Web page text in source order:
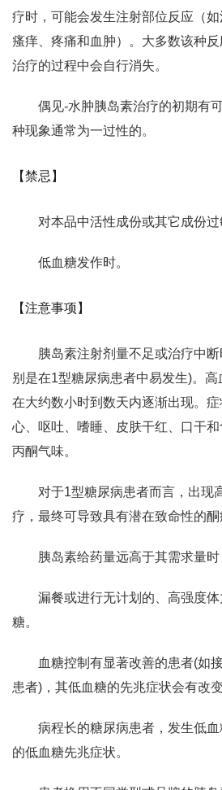
疗时，可能会发生注射部位反应（如
瘙痒、疼痛和血肿）。大多数该种
治疗的过程中会自行消失。
偶见-水肿胰岛素治疗的初期有
种现象通常为一过性的。
【禁忌】
对本品中活性成份或其它成份过
低血糖发作时。
【注意事项】
胰岛素注射剂量不足或治疗中
别是在1型糖尿病患者中易发生)。
在大约数小时到数天内逐渐出现。
心、呕吐、嗜睡、皮肤干红、口干
丙酮气味。
对于1型糖尿病患者而言，出现
疗，最终可导致具有潜在致命性的酮
胰岛素给药量远高于其需求量时
漏餐或进行无计划的、高强度
糖。
血糖控制有显著改善的患者(如
患者)，其低血糖的先兆症状会有改
病程长的糖尿病患者，发生低
的低血糖先兆症状。